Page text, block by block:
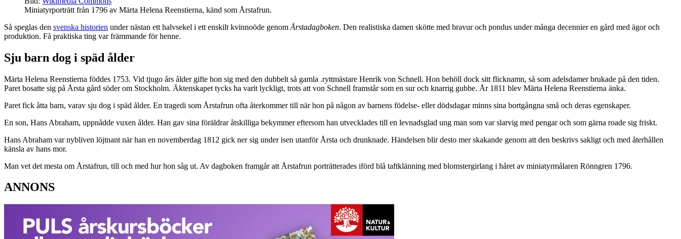
Miniatyrporträtt från 1796 av Märta Helena Reenstierna, känd som Årstafrun.
Så speglas den svenska historien under nästan ett halvsekel i ett enskilt kvinnoöde genom Årstadagboken. Den realistiska damen skötte med bravur och pondus under många decennier en gård med ägor och
produktion. Få praktiska ting var främmande för henne.
Sju barn dog i späd ålder
Märta Helena Reenstierna föddes 1753. Vid tjugo års ålder gifte hon sig med den dubbelt så gamla .ryttmästare Henrik von Schnell. Hon behöll dock sitt flicknamn, så som adelsdamer brukade på den tiden.
Paret bosatte sig på Årsta gård söder om Stockholm. Äktenskapet tycks ha varit lyckligt, trots att von Schnell framstår som en sur och knarrig gubbe. År 1811 blev Märta Helena Reenstierna änka.
Paret fick åtta barn, varav sju dog i späd ålder. En tragedi som Årstafrun ofta återkommer till när hon på någon av barnens födelse- eller dödsdagar minns sina bortgångna små och deras egenskaper.
En son, Hans Abraham, uppnådde vuxen ålder. Han gav sina föräldrar åtskilliga bekymmer eftersom han utvecklades till en levnadsglad ung man som var slarvig med pengar och som gärna roade sig friskt.
Hans Abraham var nybliven löjtnant när han en novemberdag 1812 gick ner sig under isen utanför Årsta och drunknade. Händelsen blir desto mer skakande genom att den beskrivs sakligt och med återhållen
känsla av hans mor.
Man vet det mesta om Årstafrun, till och med hur hon såg ut. Av dagboken framgår att Årstafrun porträtterades iförd blå taftklänning med blomstergirlang i håret av miniatyrmålaren Rönngren 1796.
ANNONS